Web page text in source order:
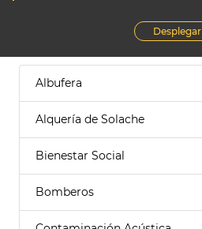
Desplegar
Albufera
Alquería de Solache
Bienestar Social
Bomberos